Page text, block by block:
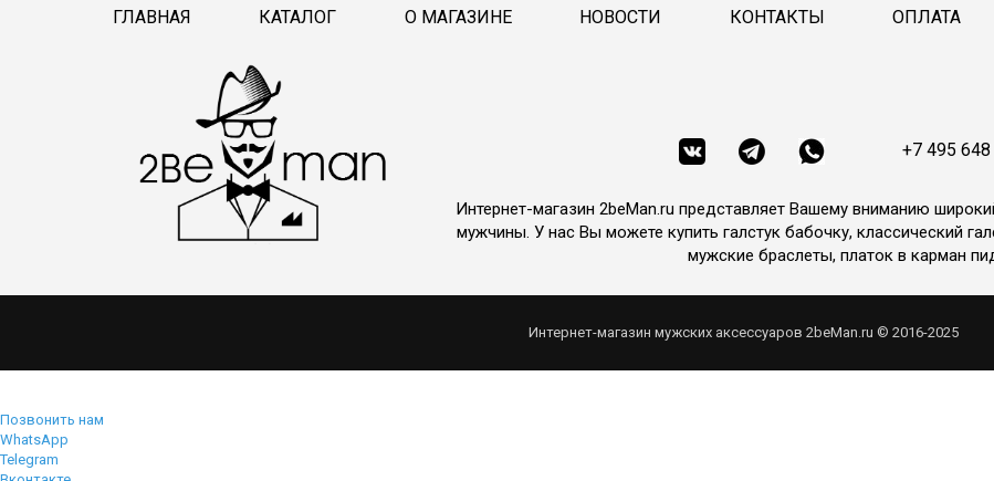
ГЛАВНАЯ КАТАЛОГ О МАГАЗИНЕ НОВОСТИ КОНТАКТЫ ОПЛАТА
+7 495 648
Интернет-магазин 2beMan.ru представляет Вашему вниманию
мужчины. У нас Вы можете купить галстук бабочку, классический
мужские браслеты, платок в карман
Интернет-магазин мужских аксессуаров 2beMan.ru © 2016-2025
Позвонить нам
WhatsApp
Telegram